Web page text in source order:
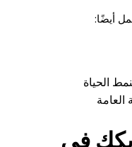
أيضًا:
الحياة
في